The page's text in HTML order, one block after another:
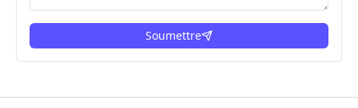
Soumettre